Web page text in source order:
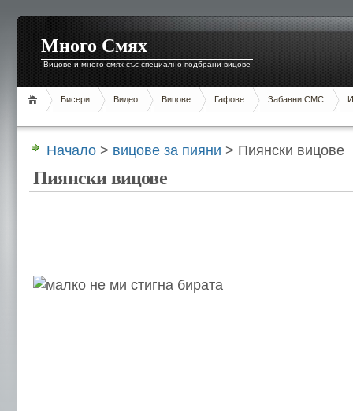
Много Смях
Вицове и много смях със специално подбрани вицове
Бисери Видео Вицове Гафове Забавни СМС
Начало > вицове за пияни > Пиянски вицове
Пиянски вицове